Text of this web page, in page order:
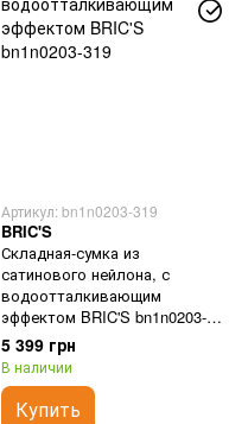
Артикул: bn1n0203-319
BRIC'S
Складная-сумка из
сатинового нейлона, с
водоотталкивающим
эффектом BRIC'S bn1n0203-
319
5 399 грн
В наличии
Купить